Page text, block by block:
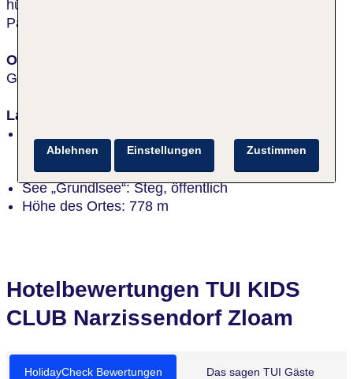
hübschen Kurstadt Bad Aussee mit ihrem schönen
Park sind es etwa 5 km.
Ort
Grundlsee
Lage
autofreier Ort, am Orts-/Stadtrand, direkt an der
Skipiste
See „Grundlsee“: Steg, öffentlich
Höhe des Ortes: 778 m
Hotelbewertungen TUI KIDS
CLUB Narzissendorf Zloam
HolidayCheck Bewertungen Das sagen TUI Gäste
Zustimmen
Ablehnen Einstellungen